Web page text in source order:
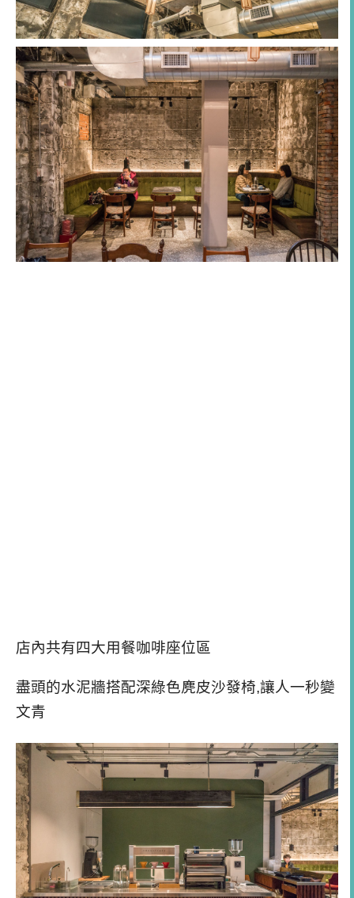
店內共有四大用餐咖啡座位區
盡頭的水泥牆搭配深綠色麂皮沙發椅,讓人一秒變
文青